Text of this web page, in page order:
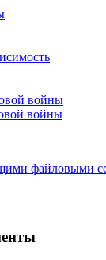
войны
войны
файловыми